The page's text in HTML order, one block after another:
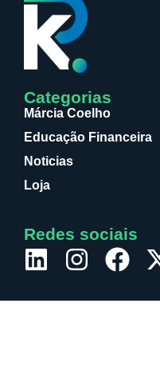
Categorias
Márcia Coelho
Educação Financeira
Noticias
Loja
Redes sociais